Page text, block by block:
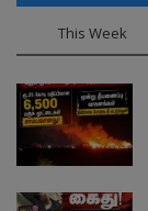
This Week